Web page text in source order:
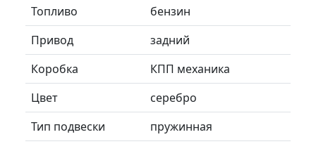
Топливо
бензин
Привод
задний
Коробка
КПП механика
Цвет
серебро
Тип подвески
пружинная